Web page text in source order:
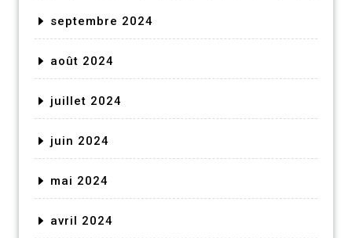
septembre 2024
août 2024
juillet 2024
juin 2024
mai 2024
avril 2024